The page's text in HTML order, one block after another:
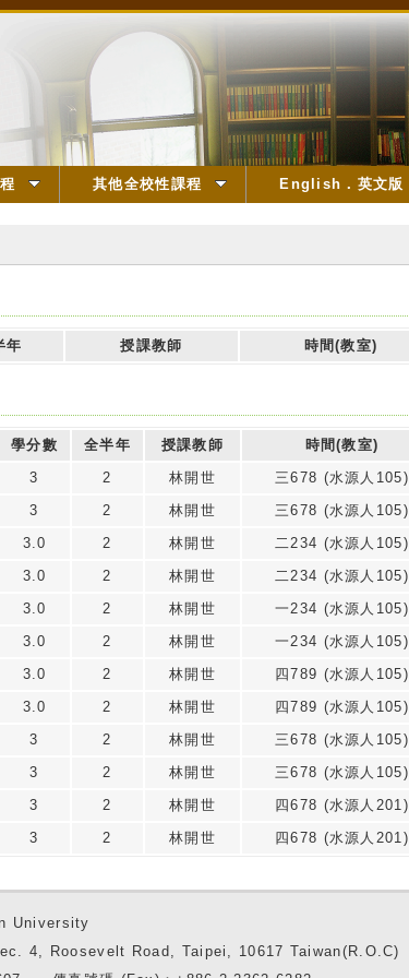
其他全校性課程 English．英文版
年 授課教師 時間(教室)
學分數 全半年 授課教師
時間(教室)
3 2 林開世
三678 (水源人105)
3 2 林開世
三678 (水源人105)
3.0 2 林開世
二234 (水源人105)
3.0 2 林開世
二234 (水源人105)
3.0 2 林開世
一234 (水源人105)
3.0 2 林開世
一234 (水源人105)
3.0 2 林開世
四789 (水源人105)
3.0 2 林開世
四789 (水源人105)
3 2 林開世
三678 (水源人105)
3 2 林開世
三678 (水源人105)
3 2 林開世
四678 (水源人201)
3 2 林開世 四678 (水源人201)
University
4, Roosevelt Road, Taipei, 10617 Taiwan(R.O.C)